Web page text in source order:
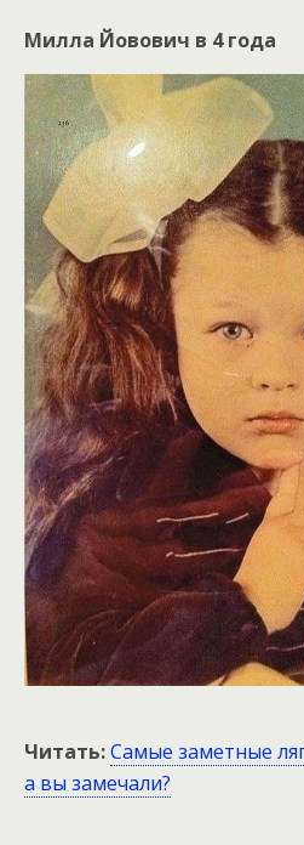
Милла Йовович в 4 года
Читать:Самые заметные
а вы замечали?